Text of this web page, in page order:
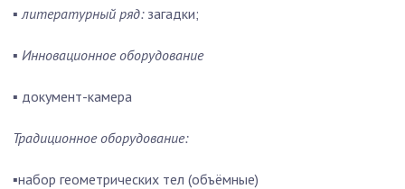
▪литературный ряд: загадки;
▪ Инновационное оборудование
▪ документ-камера
Традиционное оборудование:
▪набор геометрических тел (объёмные)